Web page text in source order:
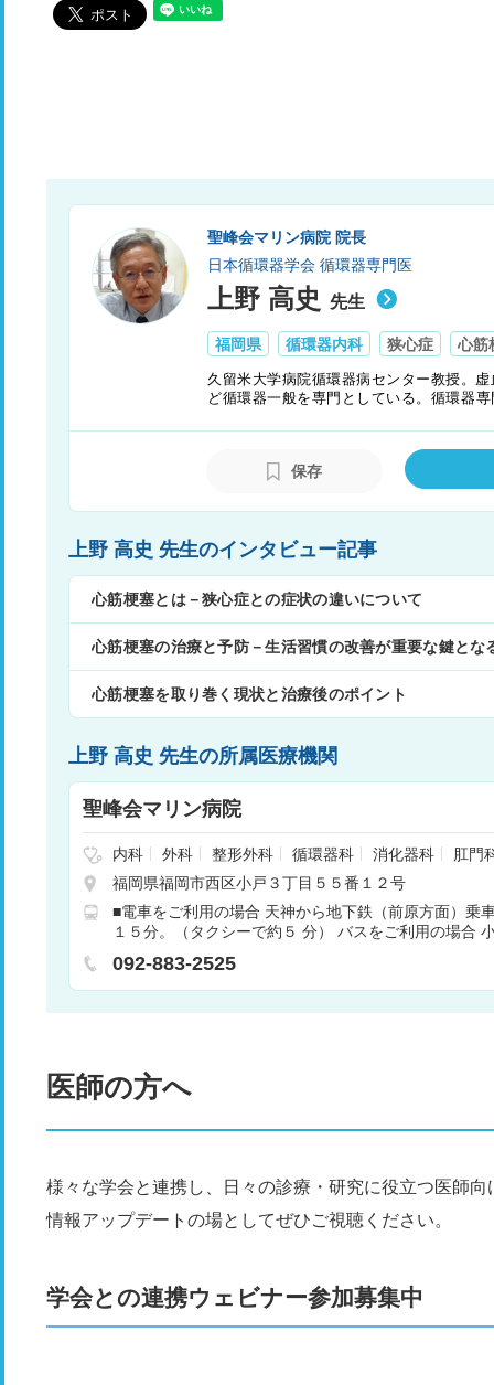
聖峰会マリン病院 院長
日本循環器学会 循環器専門医
上野 高史 先生
福岡県 循環器内科 狭心症 心筋
久留米大学病院循環器病センター教授。
ど循環器一般を専門としている。循環器
会では会長を務めた。同学会では、適正
開くなど、限りある医療財源の有効な
保存
上野 高史 先生のインタビュー記事
心筋梗塞とは－狭心症との症状の違いについて
心筋梗塞の治療と予防－生活習慣の改善が重要な鍵とな
心筋梗塞を取り巻く現状と治療後のポイント
上野 高史 先生の所属医療機関
聖峰会マリン病院
内科 外科 整形外科 循環器科 消化器科
肛門
ョン
麻酔科 呼吸器内科 救急科 脳神経外科
福岡県福岡市西区小戸３丁目５５番１２号
■電車をご利用の場合 天神から地下鉄（前原方面）乗
１５分。（タクシーで約５ 分） バスをご利用の場合
交差点を直進。 ※天神方面より １）都市高速姪浜ラ
２）昭和通を前原方面に向かい 室見橋を渡る。その
092-883-2525
医師の方へ
様々な学会と連携し、日々の診療・研究に役立つ医師
情報アップデートの場としてぜひご視聴ください。
学会との連携ウェビナー参加募集中